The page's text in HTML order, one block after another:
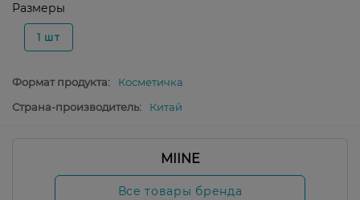
Размеры
1 шт
Формат продукта:
Косметичка
Страна-производитель:
Китай
MIINE
Все товары бренда